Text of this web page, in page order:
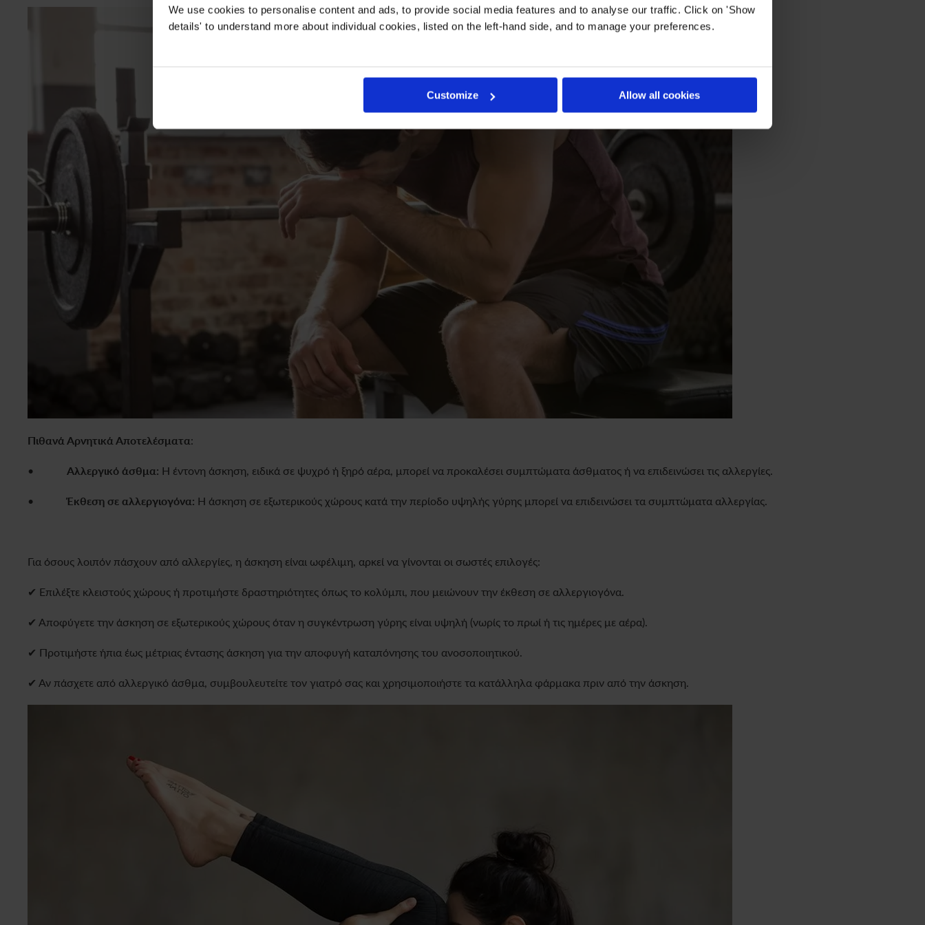
We use cookies to personalise content and ads, to provide social media features and to analyse our traffic. Click on 'Show
details' to understand more about individual cookies, listed on the left-hand side, and to manage your preferences.
Customize Allow all cookies
Πιθανά Αρνητικά Αποτελέσματα:
• Αλλεργικό άσθμα: Η έντονη άσκηση, ειδικά σε ψυχρό ή ξηρό αέρα, μπορεί να προκαλέσει συμπτώματα άσθματος ή να επιδεινώσει τις αλλεργίες.
•
Έκθεση σε αλλεργιογόνα: Η άσκηση σε εξωτερικούς χώρους κατά την περίοδο υψηλής γύρης μπορεί να επιδεινώσει τα συμπτώματα αλλεργίας.
Για όσους λοιπόν πάσχουν από αλλεργίες, η άσκηση είναι ωφέλιμη, αρκεί να γίνονται οι σωστές επιλογές:
✔ Επιλέξτε κλειστούς χώρους ή προτιμήστε δραστηριότητες όπως το κολύμπι, που μειώνουν την έκθεση σε αλλεργιογόνα.
✔ Αποφύγετε την άσκηση σε εξωτερικούς χώρους όταν η συγκέντρωση γύρης είναι υψηλή (νωρίς το πρωί ή τις ημέρες με αέρα).
✔ Προτιμήστε ήπια έως μέτριας έντασης άσκηση για την αποφυγή καταπόνησης του ανοσοποιητικού.
✔ Αν πάσχετε από αλλεργικό άσθμα, συμβουλευτείτε τον γιατρό σας και χρησιμοποιήστε τα κατάλληλα φάρμακα πριν από την άσκηση.